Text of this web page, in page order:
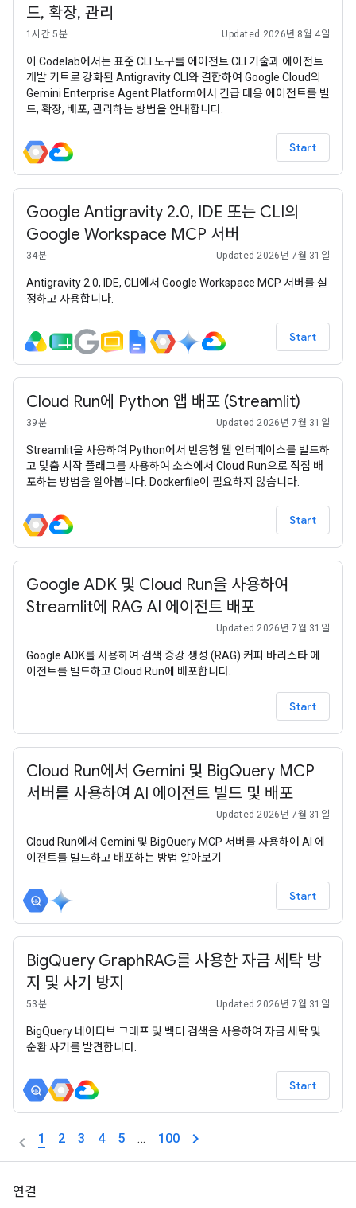
드, 확장, 관리
1시간 5분 Updated 2026년 8월 4일
이 Codelab에서는 표준 CLI 도구를 에이전트 CLI 기술과 에이전트
개발 키트로 강화된 Antigravity CLI와 결합하여 Google Cloud의
Gemini Enterprise Agent Platform에서 긴급 대응 에이전트를 빌
드, 확장, 배포, 관리하는 방법을 안내합니다.
Start
Google Antigravity 2.0, IDE 또는 CLI의
Google Workspace MCP 서버
34분 Updated 2026년 7월 31일
Antigravity 2.0, IDE, CLI에서 Google Workspace MCP 서버를 설
정하고 사용합니다.
Start
Cloud Run에 Python 앱 배포 (Streamlit)
39분 Updated 2026년 7월 31일
Streamlit을 사용하여 Python에서 반응형 웹 인터페이스를 빌드하
고 맞춤 시작 플래그를 사용하여 소스에서 Cloud Run으로 직접 배
포하는 방법을 알아봅니다. Dockerfile이 필요하지 않습니다.
Start
Google ADK 및 Cloud Run을 사용하여
Streamlit에 RAG AI 에이전트 배포
Updated 2026년 7월 31일
Google ADK를 사용하여 검색 증강 생성 (RAG) 커피 바리스타 에
이전트를 빌드하고 Cloud Run에 배포합니다.
Start
Cloud Run에서 Gemini 및 BigQuery MCP
서버를 사용하여 AI 에이전트 빌드 및 배포
Updated 2026년 7월 31일
Cloud Run에서 Gemini 및 BigQuery MCP 서버를 사용하여 AI 에
이전트를 빌드하고 배포하는 방법 알아보기
Start
BigQuery GraphRAG를 사용한 자금 세탁 방
지 및 사기 방지
53분 Updated 2026년 7월 31일
BigQuery 네이티브 그래프 및 벡터 검색을 사용하여 자금 세탁 및
순환 사기를 발견합니다.
Start
1 2 3 4 5 … 100
연결